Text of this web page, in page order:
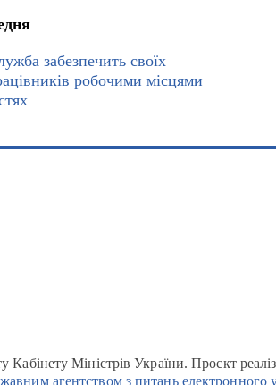
забезпечить своїх
робочими місцями
Кабінету Міністрів України. Проєкт
агентством з питань електронного